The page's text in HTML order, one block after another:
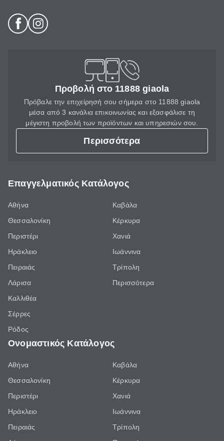
Προβολή στο 11888 giaola
Πρόβαλε την επιχείρησή σου σήμερα στο 11888 giaola
μέσα από 3 κανάλια επικοινωνίας και εξασφάλισε τη
μέγιστη προβολή των προϊόντων και υπηρεσιών σου.
Περισσότερα
Επαγγελματικός Κατάλογος
Αθήνα
Θεσσαλονίκη
Περιστέρι
Ηράκλειο
Πειραιάς
Λάρισα
Καλλιθέα
Σέρρες
Ρόδος
Καβάλα
Κέρκυρα
Χανιά
Ιωάννινα
Τρίπολη
Περισσότερα
Ονομαστικός Κατάλογος
Αθήνα
Θεσσαλονίκη
Περιστέρι
Ηράκλειο
Πειραιάς
Καβάλα
Κέρκυρα
Χανιά
Ιωάννινα
Τρίπολη